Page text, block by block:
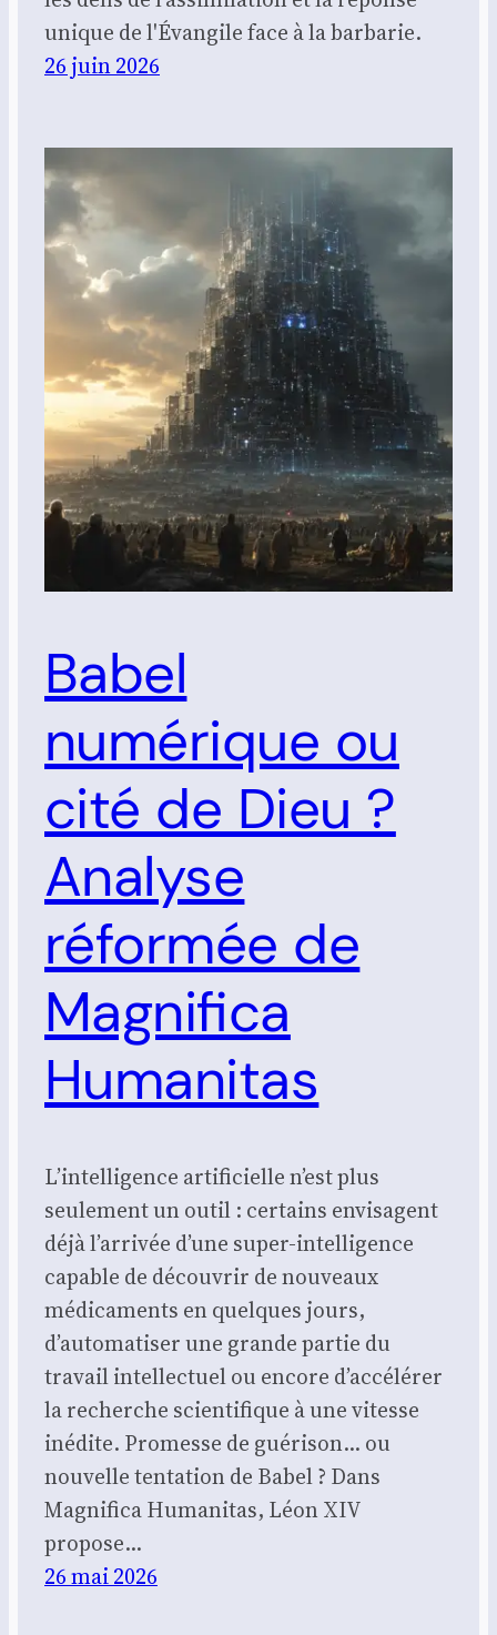
unique de l'Évangile face à la barbarie.
26 juin 2026
Babel
numérique ou
cité de Dieu ?
Analyse
réformée de
Magnifica
Humanitas
L’intelligence artificielle n’est plus
seulement un outil : certains envisagent
déjà l’arrivée d’une super-intelligence
capable de découvrir de nouveaux
médicaments en quelques jours,
d’automatiser une grande partie du
travail intellectuel ou encore d’accélérer
la recherche scientifique à une vitesse
inédite. Promesse de guérison… ou
nouvelle tentation de Babel ? Dans
Magnifica Humanitas, Léon XIV
propose…
26 mai 2026